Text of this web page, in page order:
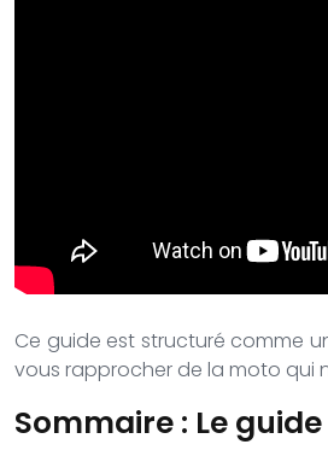
Ce guide est structuré comme
vous rapprocher de la moto qui
Sommaire : Le